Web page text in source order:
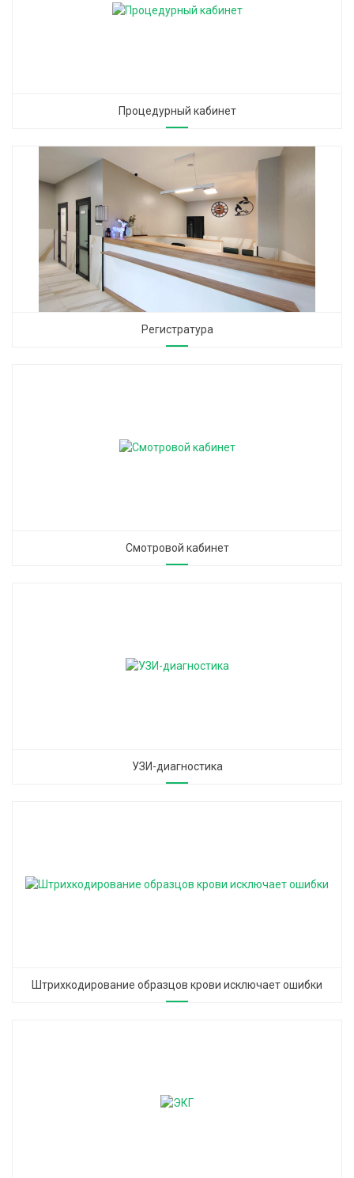
Процедурный кабинет
Регистратура
Смотровой кабинет
УЗИ-диагностика
Штрихкодирование образцов крови исключает ошибки